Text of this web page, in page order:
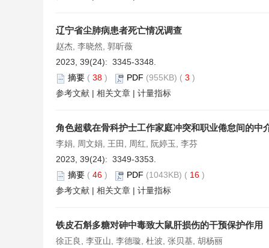
辽宁省尘肺病患者死亡情况调查
赵杰, 李晓然, 郭昕薇
2023, 39(24): 3345-3348.
摘要 ( 38 ) PDF (955KB) ( 3 )
参考文献 | 相关文章 | 计量指标
角色超载在骨科护士工作家庭冲突和职业倦怠间的中
李娟, 周文娟, 王田, 周红, 阮婷玉, 李芬
2023, 39(24): 3349-3353.
摘要 ( 46 ) PDF (1043KB) ( 16 )
参考文献 | 相关文章 | 计量指标
铁皮石斛多糖对砷中毒致大鼠肝损伤的干预保护作用
徐正良, 李亚山, 李德璇, 杜波, 张贝基, 胡杨丽